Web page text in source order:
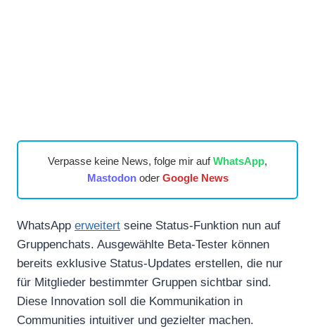
Verpasse keine News, folge mir aufWhatsApp,
Mastodonoder Google News
WhatsApp erweitert seine Status-Funktion nun auf
Gruppenchats. Ausgewählte Beta-Tester können
bereits exklusive Status-Updates erstellen, die nur
für Mitglieder bestimmter Gruppen sichtbar sind.
Diese Innovation soll die Kommunikation in
Communities intuitiver und gezielter machen.